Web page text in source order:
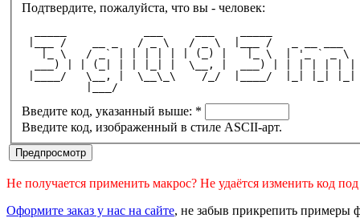
Подтвердите, пожалуйста, что вы - человек:
|___ /    __ _   / _ \   / _ \  |___ /   _ __ ___
   |_ \   / _` | | | | | | (_) |   |_ \  | '_ ` _ \
  ___) | | (_| | | |_| |  \__, |  ___) | | | | | | |
|____/   \__, |  \__\_\    /_/  |____/  |_| |_| |_|
          |___/
Введите код, указанный выше: *
Введите код, изображенный в стиле ASCII-арт.
Не получается применить макрос? Не удаётся изменить код
Оформите заказ у нас на сайте, не забыв прикрепить примеры